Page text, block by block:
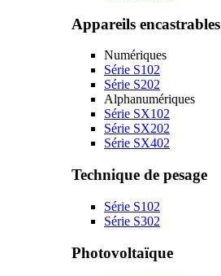
Appareils encastrables
Numériques
Série S102
Série S202
Alphanumériques
Série SX102
Série SX202
Série SX402
Technique de pesage
Série S102
Série S302
Photovoltaïque